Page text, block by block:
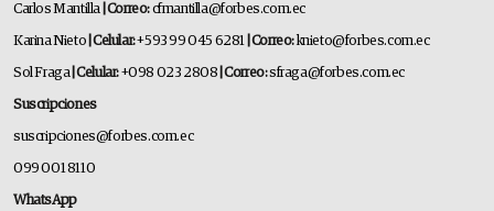
Carlos Mantilla | Correo:cfmantilla@forbes.com.ec
Karina Nieto | Celular:+593 99 045 6281 | Correo:knieto@forbes.com.ec
Sol Fraga| Celular:+098 023 2808 | Correo:sfraga@forbes.com.ec
Suscripciones
suscripciones@forbes.com.ec
099 001 8110
WhatsApp